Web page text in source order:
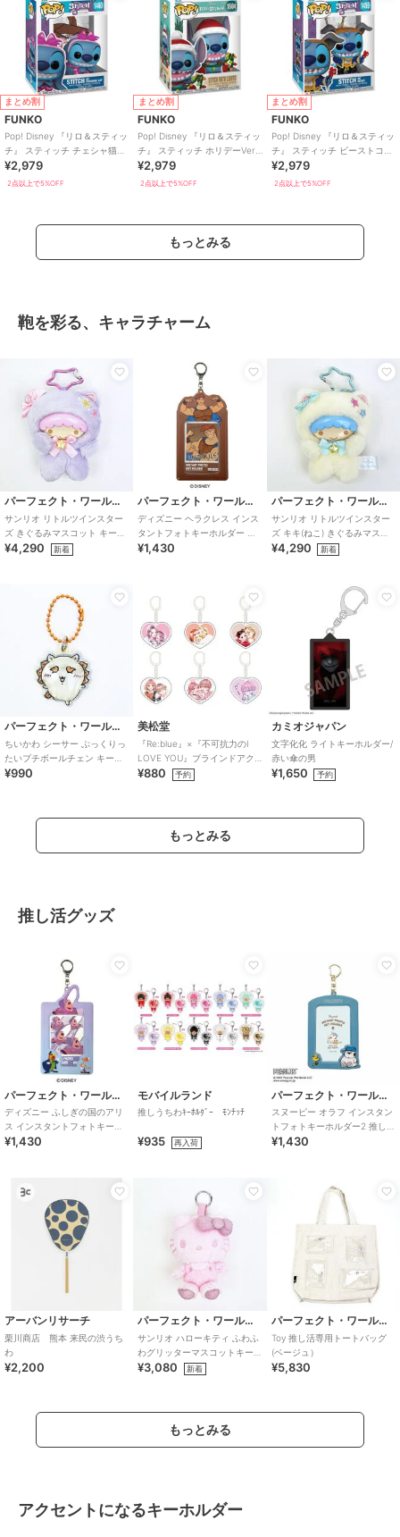
まとめ割
FUNKO
Pop! Disney 『リロ＆スティッ
チ』 スティッチ チェシャ猫コ
スチュームVer.
¥2,979
2点以上で5%OFF
まとめ割
FUNKO
Pop! Disney 『リロ＆スティッ
チ』 スティッチ ホリデーVer.
ライト付き
¥2,979
2点以上で5%OFF
まとめ割
FUNKO
Pop! Disney 『リロ＆スティッ
チ』 スティッチ ビーストコス
チュームVer.
¥2,979
2点以上で5%OFF
もっとみる
鞄を彩る、キャラチャーム
パーフェクト・ワールド・トーキョー
サンリオ リトルツインスター
ズ きぐるみマスコット キーホ
ルダー ララ(ねこ) キキララ
¥4,290 新着
パーフェクト・ワールド・トーキョー
ディズニー ヘラクレス インス
タントフォトキーホルダー 推
し活 Disney
¥1,430
パーフェクト・ワールド・トーキョー
サンリオ リトルツインスター
ズ キキ(ねこ) きぐるみマスコ
ット キーホルダー キキララ
¥4,290 新着
パーフェクト・ワールド・トーキョー
ちいかわ シーサー ぷっくりっ
たいプチボールチェン キーホ
ルダー
¥990
美松堂
『Re:blue』×『不可抗力のI
LOVE YOU』ブラインドアク
リルキーホルダー（全6種）
¥880 予約
カミオジャパン
文字化化 ライトキーホルダー/
赤い傘の男
¥1,650 予約
もっとみる
推し活グッズ
パーフェクト・ワールド・トーキョー
ディズニー ふしぎの国のアリ
ス インスタントフォトキーホ
ルダー 推し活 Disney
¥1,430
モバイルランド
推しうちわｷｰﾎﾙﾀﾞｰ ﾓﾝﾁｯﾁ
¥935 再入荷
パーフェクト・ワールド・トーキョー
スヌーピー オラフ インスタン
トフォトキーホルダー2 推し活
SNOOPY
¥1,430
アーバンリサーチ
栗川商店 熊本 来民の渋うち
わ
¥2,200
パーフェクト・ワールド・トーキョー
サンリオ ハローキティ ふわふ
わグリッターマスコットキー
リング (ピンク) 推し活 Sanrio
¥3,080 新着
パーフェクト・ワールド・トーキョー
Toy 推し活専用トートバッグ
(ベージュ）
¥5,830
もっとみる
アクセントになるキーホルダー